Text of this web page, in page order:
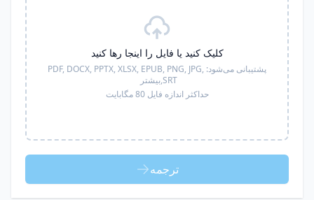
کلیک کنید یا فایل را اینجا رها کنید
پشتیبانی می‌شود: PDF, DOCX, PPTX, XLSX, EPUB, PNG, JPG,
SRT, بیشتر
حداکثر اندازه فایل 80 مگابایت
ترجمه